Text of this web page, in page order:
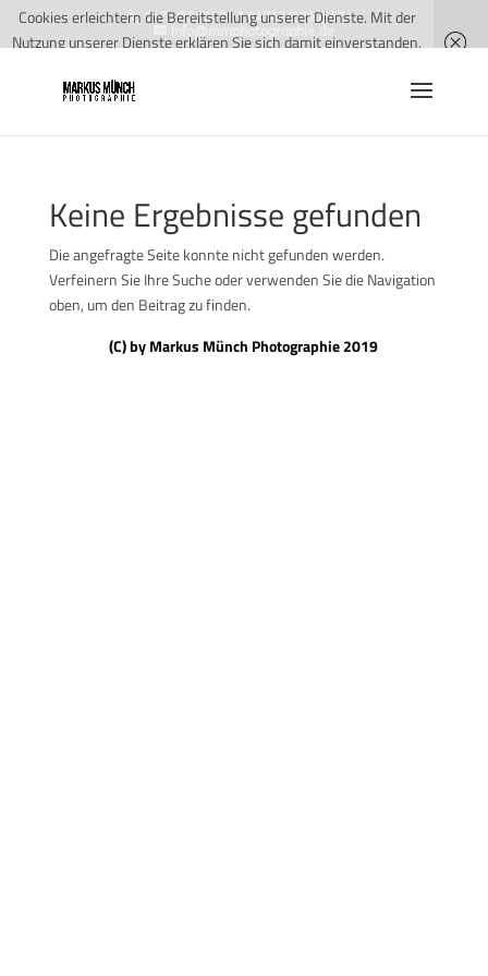
0175/5279572 * 04743/2760547
info@mmphotographie.de
Keine Ergebnisse gefunden
Die angefragte Seite konnte nicht gefunden werden.
Verfeinern Sie Ihre Suche oder verwenden Sie die Navigation
oben, um den Beitrag zu finden.
(C) by Markus Münch Photographie 2019
Cookies erleichtern die Bereitstellung unserer Dienste. Mit der
Nutzung unserer Dienste erklären Sie sich damit einverstanden,